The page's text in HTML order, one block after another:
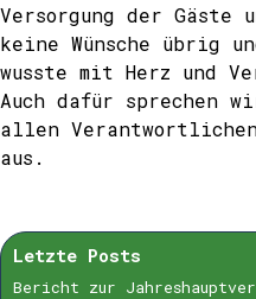
Versorgung der Gäste
keine Wünsche übrig
wusste mit Herz und
Auch dafür sprechen
allen Verantwortlichen
aus.
Letzte Posts
Bericht zur